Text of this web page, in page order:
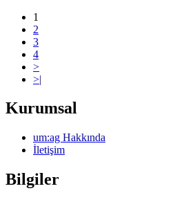
1
2
3
4
>
>|
Kurumsal
um:ag Hakkında
İletişim
Bilgiler